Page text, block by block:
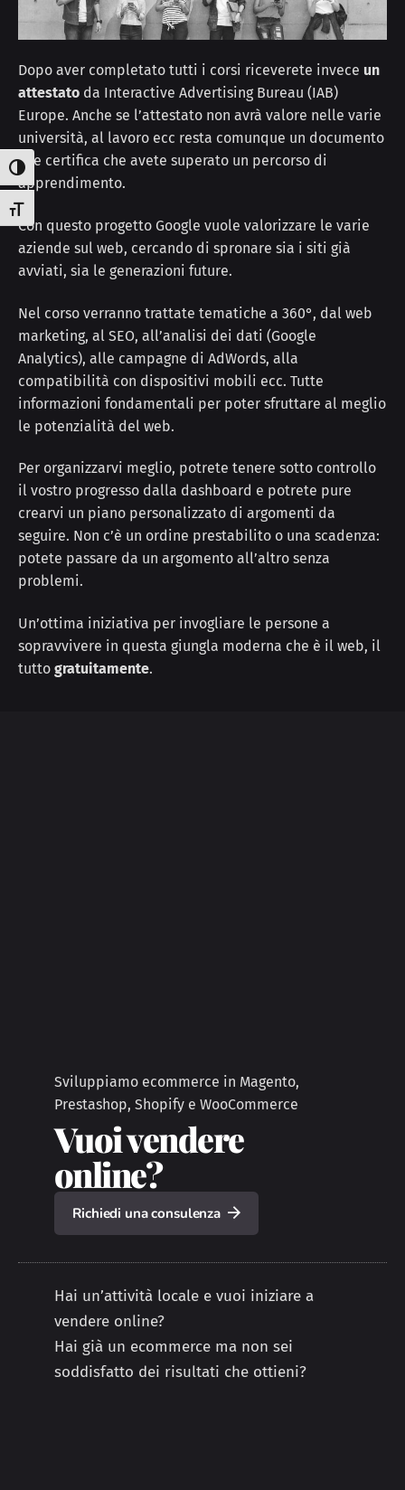
Attiva/disattiva alto contrasto
Attiva/disattiva dimensione testo
Dopo aver completato tutti i corsi riceverete invece un
attestato da Interactive Advertising Bureau (IAB)
Europe. Anche se l’attestato non avrà valore nelle varie
università, al lavoro ecc resta comunque un documento
che certifica che avete superato un percorso di
apprendimento.
Con questo progetto Google vuole valorizzare le varie
aziende sul web, cercando di spronare sia i siti già
avviati, sia le generazioni future.
Nel corso verranno trattate tematiche a 360°, dal web
marketing, al SEO, all’analisi dei dati (Google
Analytics), alle campagne di AdWords, alla
compatibilità con dispositivi mobili ecc. Tutte
informazioni fondamentali per poter sfruttare al meglio
le potenzialità del web.
Per organizzarvi meglio, potrete tenere sotto controllo
il vostro progresso dalla dashboard e potrete pure
crearvi un piano personalizzato di argomenti da
seguire. Non c’è un ordine prestabilito o una scadenza:
potete passare da un argomento all’altro senza
problemi.
Un’ottima iniziativa per invogliare le persone a
sopravvivere in questa giungla moderna che è il web, il
tutto gratuitamente.
Sviluppiamo ecommerce in Magento,
Prestashop, Shopify e WooCommerce
Vuoi vendere
online?
Richiedi una consulenza
Hai un’attività locale e vuoi iniziare a
vendere online?
Hai già un ecommerce ma non sei
soddisfatto dei risultati che ottieni?